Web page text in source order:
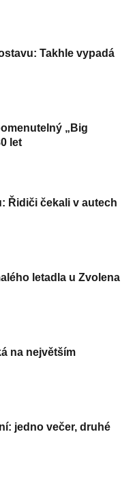
Takhle vypadá
„Big
let
Řidiči čekali v autech
letadla u Zvolena
na největším
jedno večer, druhé